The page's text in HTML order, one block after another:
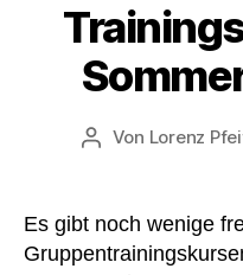
Beitragsautor
Von Lorenz
Es gibt noch wenige